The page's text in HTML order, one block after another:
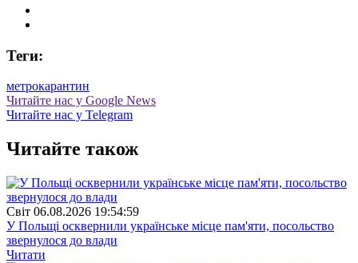
Теги:
метрокарантин
Читайте нас у Google News
Читайте нас у Telegram
Читайте також
Свiт 06.08.2026 19:54:59
У Польщі осквернили українське місце пам'яти, посольство
звернулося до влади
Читати